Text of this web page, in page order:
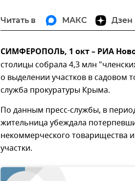
Читать в МАКС Дзен
СИМФЕРОПОЛЬ, 1 окт – РИА
столицы собрала 4,3 млн
о выделении участков в садовом
служба прокуратуры Крыма.
По данным пресс-службы, в
жительница убеждала
некоммерческого товарищества
участки.